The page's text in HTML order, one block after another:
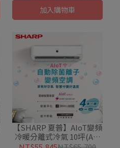
加入購物車
【SHARP 夏普】AIoT變頻
冷暖分離式冷氣 10坪(AE-